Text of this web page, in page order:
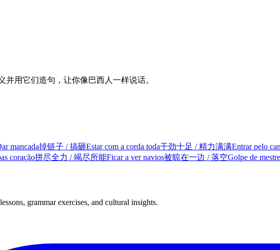
并用它们造句，让你像巴西人一样说话。
mancada掉链子 / 搞砸Estar com a corda toda干劲十足 / 精力满满Entrar pelo
coração拼尽全力 / 竭尽所能Ficar a ver navios被晾在一边 / 落空Golpe de mestre
grammar exercises, and cultural insights.